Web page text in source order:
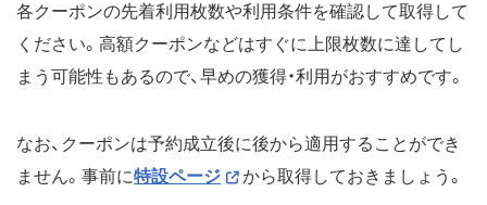
各クーポンの先着利用枚数や利用条件を確認して取得して
ください。高額クーポンなどはすぐに上限枚数に達してし
まう可能性もあるので、早めの獲得・利用がおすすめです。
なお、クーポンは予約成立後に後から適用することができ
ません。事前に特設ページ から取得しておきましょう。